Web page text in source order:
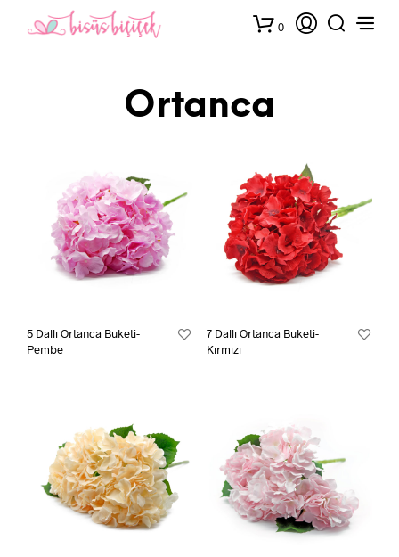
0
Ortanca
5 Dallı Ortanca Buketi-
Pembe
7 Dallı Ortanca Buketi-
Kırmızı